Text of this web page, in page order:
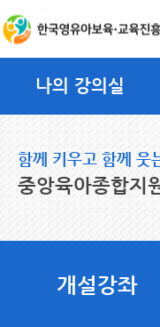
나의 강의실
함께 키우고 함께 웃
중앙육아종합지
개설강좌